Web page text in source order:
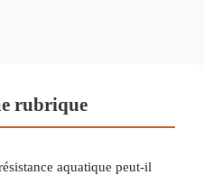
rubrique
aquatique peut-il